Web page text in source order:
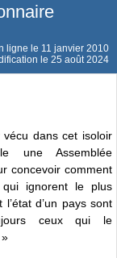
ligne le 11 janvier 2010
le 25 août 2024
dans cet isoloir
une Assemblée
concevoir comment
qui ignorent le plus
l’état d’un pays sont
ceux qui le